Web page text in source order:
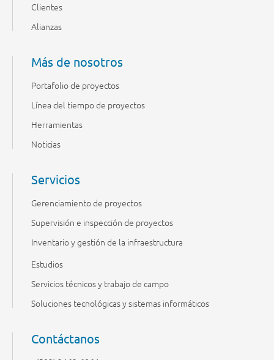
Clientes
Alianzas
Más de nosotros
Portafolio de proyectos
Línea del tiempo de proyectos
Herramientas
Noticias
Servicios
Gerenciamiento de proyectos
Supervisión e inspección de proyectos
Inventario y gestión de la infraestructura
Estudios
Servicios técnicos y trabajo de campo
Soluciones tecnológicas y sistemas informáticos
Contáctanos